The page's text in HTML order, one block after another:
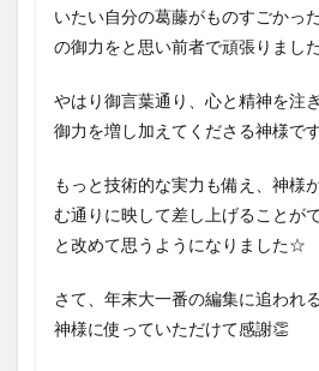
いたい自分の葛藤がものすごかっ
の御力をと思い前者で頑張りまし
やはり御言葉通り、心と精神を注
御力を増し加えてくださる神様で
もっと技術的な実力も備え、神様
む通りに映して差し上げることが
と改めて思うようになりました☆
さて、年末大一番の編集に追われ
神様に使っていただけて感謝👏